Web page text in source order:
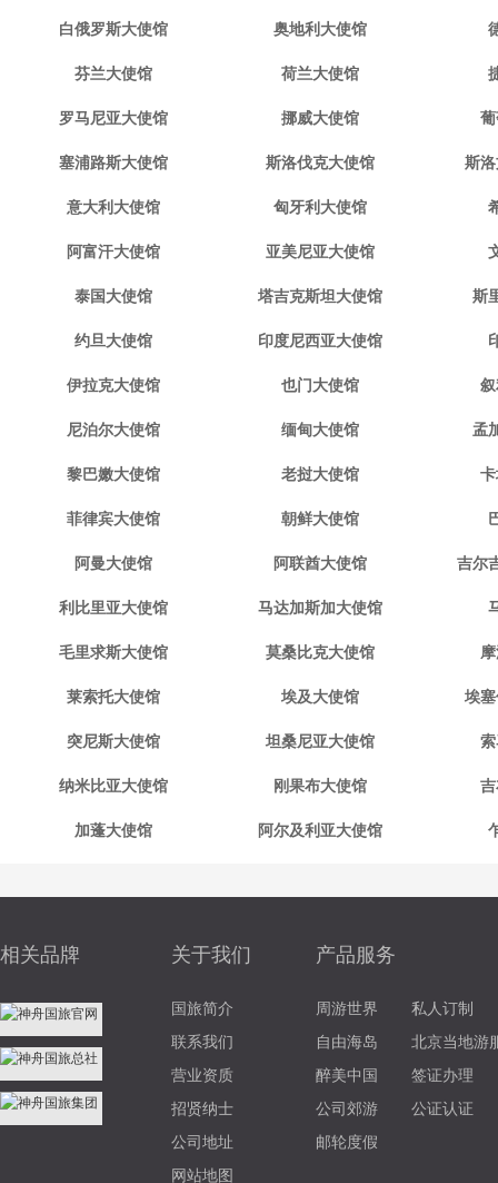
白俄罗斯大使馆 奥地利大使馆
芬兰大使馆 荷兰大使馆
罗马尼亚大使馆 挪威大使馆
塞浦路斯大使馆 斯洛伐克大使馆 斯
意大利大使馆 匈牙利大使馆
阿富汗大使馆 亚美尼亚大使馆
泰国大使馆 塔吉克斯坦大使馆 斯
约旦大使馆 印度尼西亚大使馆
伊拉克大使馆 也门大使馆
尼泊尔大使馆 缅甸大使馆 孟
黎巴嫩大使馆 老挝大使馆
菲律宾大使馆 朝鲜大使馆
阿曼大使馆 阿联酋大使馆 吉尔
利比里亚大使馆 马达加斯加大使馆
毛里求斯大使馆 莫桑比克大使馆
莱索托大使馆 埃及大使馆 埃
突尼斯大使馆 坦桑尼亚大使馆
纳米比亚大使馆 刚果布大使馆
加蓬大使馆 阿尔及利亚大使馆
相关品牌 关于我们
国旅简介
联系我们
营业资质
招贤纳士
公司地址
网站地图
产品服务
周游世界
私人订制
自由海岛
北京当地游
醉美中国
签证办理
公司郊游
公证认证
邮轮度假